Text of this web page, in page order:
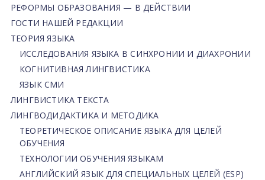
РЕФОРМЫ ОБРАЗОВАНИЯ — В ДЕЙСТВИИ
ГОСТИ НАШЕЙ РЕДАКЦИИ
ТЕОРИЯ ЯЗЫКА
ИССЛЕДОВАНИЯ ЯЗЫКА В СИНХРОНИИ И ДИАХРОНИИ
КОГНИТИВНАЯ ЛИНГВИСТИКА
ЯЗЫК СМИ
ЛИНГВИСТИКА ТЕКСТА
ЛИНГВОДИДАКТИКА И МЕТОДИКА
ТЕОРЕТИЧЕСКОЕ ОПИСАНИЕ ЯЗЫКА ДЛЯ ЦЕЛЕЙ
ОБУЧЕНИЯ
ТЕХНОЛОГИИ ОБУЧЕНИЯ ЯЗЫКАМ
АНГЛИЙСКИЙ ЯЗЫК ДЛЯ СПЕЦИАЛЬНЫХ ЦЕЛЕЙ (ESP)